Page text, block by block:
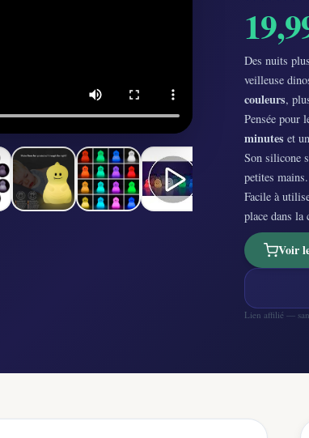
Des nuits
veilleuse
couleurs,
Pensée pour
minutes et
Son silicone
petites mains.
Facile à
place dans la
Voir
Lien affilié —